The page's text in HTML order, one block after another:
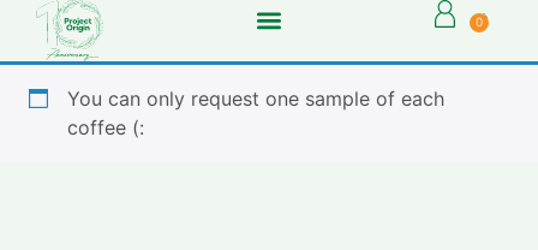
0
You can only request one sample of each
coffee (: